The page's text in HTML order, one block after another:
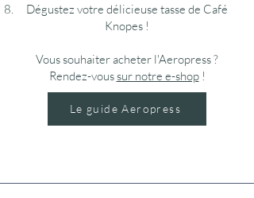
Dégustez votre délicieuse tasse de Café
Knopes !
Vous souhaiter acheter l'Aeropress ?
Rendez-voussur notre e-shop!
Le guide Aeropress